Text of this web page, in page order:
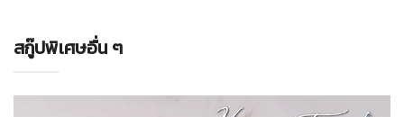
สกู๊ปพิเศษอื่น ๆ